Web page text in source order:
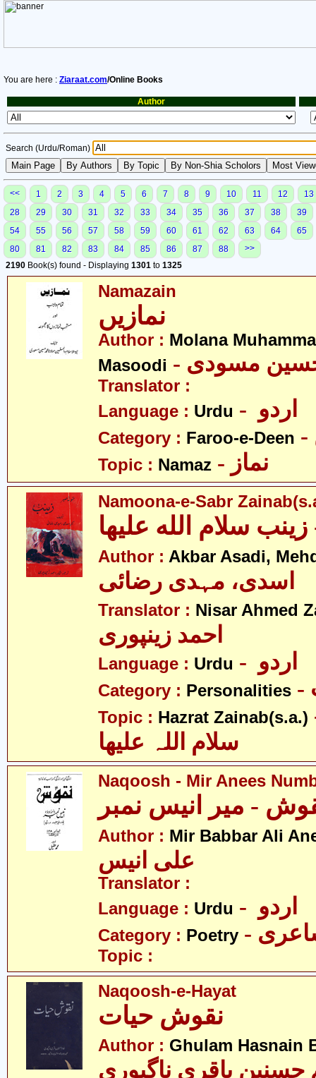
You are here : Ziaraat.com/Online Books
Author
Search (Urdu/Roman)
<< 1 2 3 4 5 6 7 8 9 10 11 12
13
28
29 30 31 32 33 34 35 36 37 38
39
54
55 56 57 58 59 60 61 62 63 64
65
80
81 82 83 84 85 86 87 88
>>
2190 Book(s) found - Displaying 1301 to 1325
Namazain
Author : Molana
Masoodi
حسین مسودی
Translator :
Language : Urdu
Category : Faroo-e-Deen
Topic : Namaz
Namoona-e-Sabr
Author : Akbar Asadi,
اسدی، مہدی رضائی
Translator : Nisar Ahmed
احمد زینپوری
Language : Urdu
Category : Personalities
Topic : Hazrat Zainab(s.a.)
سلام اللہ علیھا
Naqoosh - Mir Anees
- میر انیس نمبر
Author : Mir Babbar Ali
علی انیس
Translator :
Language : Urdu
Category : Poetry
Topic :
Naqoosh-e-Hayat
Author : Ghulam Hasnain